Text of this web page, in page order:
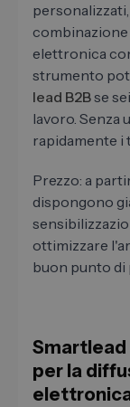
elettronica
strumento
lead B2Bse
lavoro. Senza
rapidamente i
Prezzo: a
dispongono
ottimizzare
buon punto di
per la